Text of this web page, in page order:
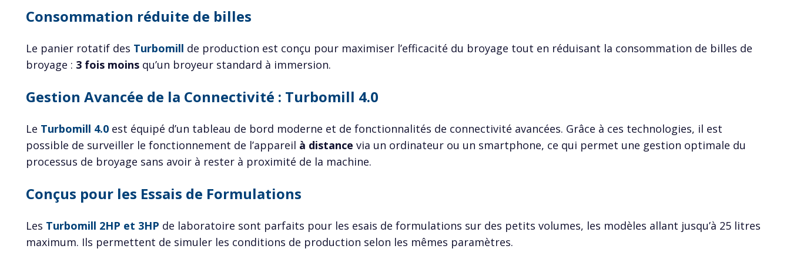
Consommation réduite de billes
Le panier rotatif des Turbomill de production est conçu pour maximiser l’efficacité du broyage tout en réduisant la consommation de billes de
broyage : 3 fois moins qu’un broyeur standard à immersion.
Gestion Avancée de la Connectivité : Turbomill 4.0
Le Turbomill 4.0 est équipé d’un tableau de bord moderne et de fonctionnalités de connectivité avancées. Grâce à ces technologies, il est
possible de surveiller le fonctionnement de l’appareil à distance via un ordinateur ou un smartphone, ce qui permet une gestion optimale du
processus de broyage sans avoir à rester à proximité de la machine.
Conçus pour les Essais de Formulations
Les Turbomill 2HP et 3HP de laboratoire sont parfaits pour les esais de formulations sur des petits volumes, les modèles allant jusqu’à 25 litres
maximum. Ils permettent de simuler les conditions de production selon les mêmes paramètres.